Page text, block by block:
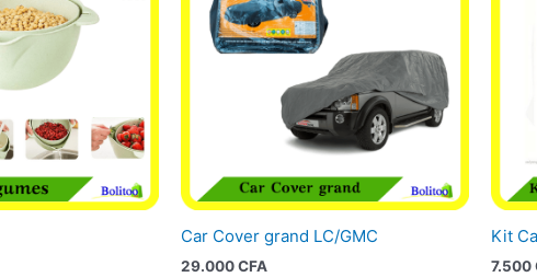
Car Cover grand LC/GMC
29.000CFA
Kit
7.500